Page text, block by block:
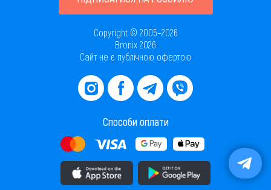
Copyright © 2005–2026
Bronix 2026
Сайт не є публічною офертою
Способи оплати
Завантажити додаток в AppStore Завантажити додаток в PlayMarket